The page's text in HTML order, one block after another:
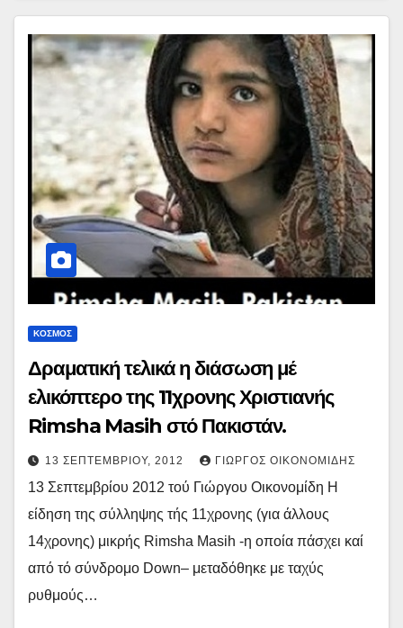
ΚΟΣΜΟΣ
Δραματική τελικά η διάσωση μέ
ελικόπτερο της 11χρονης Χριστιανής
Rimsha Masih στό Πακιστάν.
13 ΣΕΠΤΕΜΒΡΊΟΥ, 2012 ΓΙΏΡΓΟΣ ΟΙΚΟΝΟΜΊΔΗΣ
13 Σεπτεμβρίου 2012 τού Γιώργου Οικονομίδη Η
είδηση της σύλληψης τής 11χρονης (για άλλους
14χρονης) μικρής Rimsha Masih -η οποία πάσχει καί
από τό σύνδρομο Down– μεταδόθηκε με ταχύς
ρυθμούς…